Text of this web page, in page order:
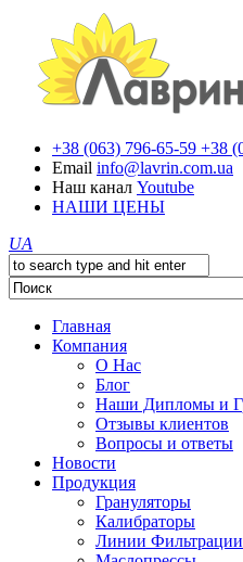
+38 (063) 796-65-59 +38
Email info@lavrin.com.ua
Наш канал Youtube
НАШИ ЦЕНЫ
UA
Главная
Компания
О Нас
Блог
Наши Дипломы и
Отзывы клиентов
Вопросы и ответы
Новости
Продукция
Грануляторы
Калибраторы
Линии Фильтрации